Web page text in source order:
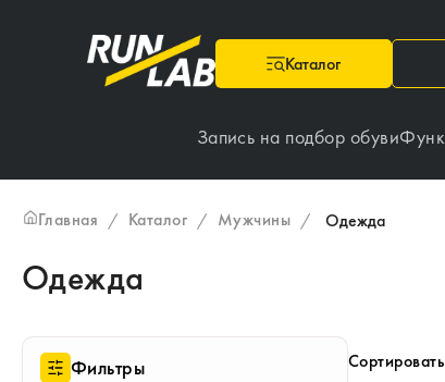
Каталог
Запись на подбор обуви
Главная / Каталог / Мужчины / Одежда
Одежда
Фильтры